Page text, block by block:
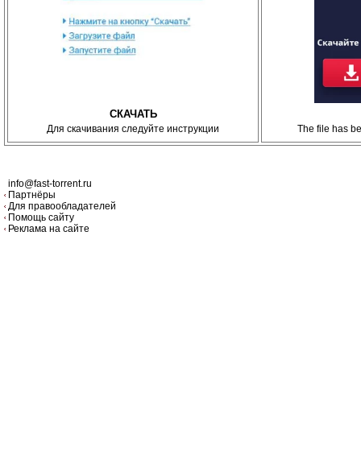
СКАЧАТЬ
Для скачивания следуйте инструкции The file has
info@fast-torrent.ru
Партнёры
Для правообладателей
Помощь сайту
Реклама на сайте